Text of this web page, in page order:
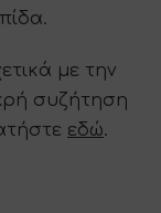
με την
συζήτηση
εδώ.